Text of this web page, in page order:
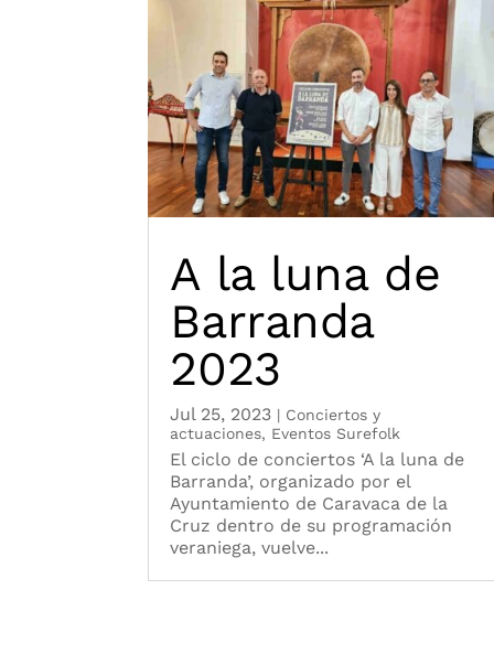
A la luna de
Barranda
2023
Jul 25, 2023 | Conciertos y
actuaciones, Eventos Surefolk
El ciclo de conciertos ‘A la luna de
Barranda’, organizado por el
Ayuntamiento de Caravaca de la
Cruz dentro de su programación
veraniega, vuelve...